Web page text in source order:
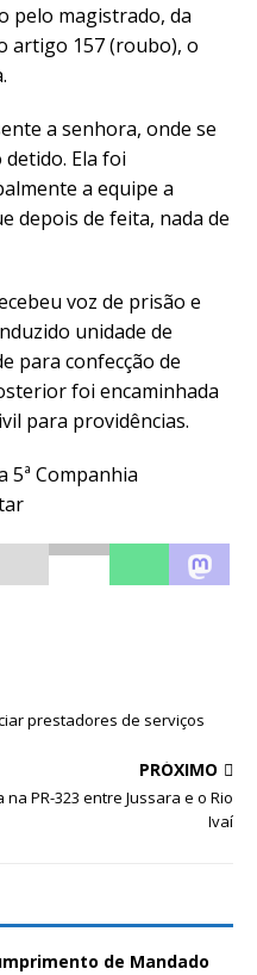
pelo magistrado, da
artigo 157 (roubo), o
a senhora, onde se
Ela foi
a equipe a
depois de feita, nada de
voz de prisão e
unidade de
para confecção de
foi encaminhada
para providências.
5ª Companhia
prestadores de serviços
PRÓXIMO
PR-323 entre Jussara e o Rio
Ivaí
de Mandado